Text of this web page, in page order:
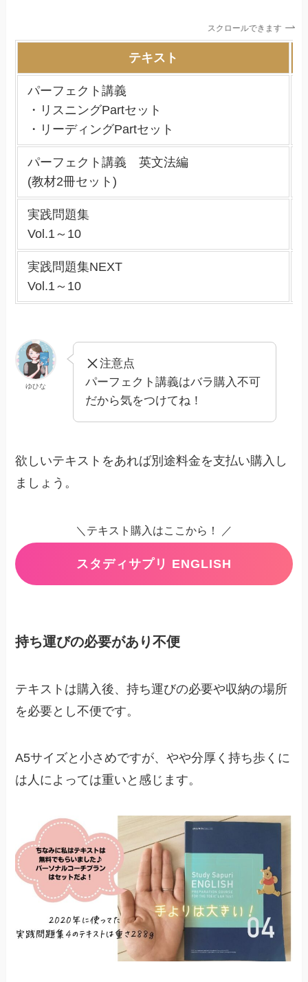
スクロールできます
テキスト
パーフェクト講義
・リスニングPartセット
・リーディングPartセット
パーフェクト講義 英文法編
(教材2冊セット)
実践問題集
Vol.1～10
実践問題集NEXT
Vol.1～10
ゆひな
注意点
パーフェクト講義はバラ購入不可
だから気をつけてね！
欲しいテキストをあれば別途料金を支払い購入し
ましょう。
＼テキスト購入はここから！ ／
スタディサプリ ENGLISH
持ち運びの必要があり不便
テキストは購入後、持ち運びの必要や収納の場所
を必要とし不便です。
A5サイズと小さめですが、やや分厚く持ち歩くに
は人によっては重いと感じます。